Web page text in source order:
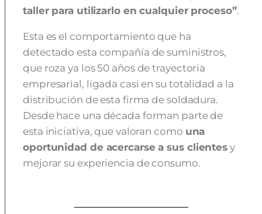
taller para utilizarlo en cualquier proceso”.
Esta es el comportamiento que ha
detectado esta compañía de suministros,
que roza ya los 50 años de trayectoria
empresarial, ligada casi en su totalidad a la
distribución de esta firma de soldadura.
Desde hace una década forman parte de
esta iniciativa, que valoran como una
oportunidad de acercarse a sus clientes y
mejorar su experiencia de consumo.